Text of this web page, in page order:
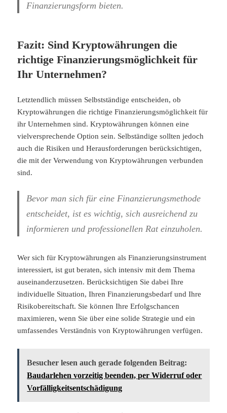
Finanzierungsform bieten.
Fazit: Sind Kryptowährungen die
richtige Finanzierungsmöglichkeit für
Ihr Unternehmen?
Letztendlich müssen Selbstständige entscheiden, ob
Kryptowährungen die richtige Finanzierungsmöglichkeit für
ihr Unternehmen sind. Kryptowährungen können eine
vielversprechende Option sein. Selbständige sollten jedoch
auch die Risiken und Herausforderungen berücksichtigen,
die mit der Verwendung von Kryptowährungen verbunden
sind.
Bevor man sich für eine Finanzierungsmethode
entscheidet, ist es wichtig, sich ausreichend zu
informieren und professionellen Rat einzuholen.
Wer sich für Kryptowährungen als Finanzierungsinstrument
interessiert, ist gut beraten, sich intensiv mit dem Thema
auseinanderzusetzen. Berücksichtigen Sie dabei Ihre
individuelle Situation, Ihren Finanzierungsbedarf und Ihre
Risikobereitschaft. Sie können Ihre Erfolgschancen
maximieren, wenn Sie über eine solide Strategie und ein
umfassendes Verständnis von Kryptowährungen verfügen.
Besucher lesen auch gerade folgenden Beitrag:
Baudarlehen vorzeitig beenden, per Widerruf oder
Vorfälligkeitsentschädigung